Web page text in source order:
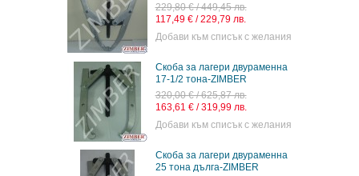
229,80 € / 449,45 лв.
117,49 € / 229,79 лв.
Добави към списък с желания
Скоба за лагери двураменна
17-1/2 тона-ZIMBER
320,00 € / 625,87 лв.
163,61 € / 319,99 лв.
Добави към списък с желания
Скоба за лагери двураменна
25 тона дълга-ZIMBER